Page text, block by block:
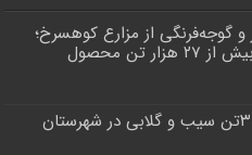
و گوجه‌فرنگی از مزارع کوهسرخ؛
تن محصول
تولید بیش از ۳۰۰۰تن سیب و گلابی در شهرستان